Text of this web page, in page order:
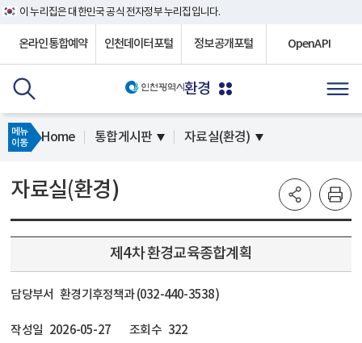
이 누리집은 대한민국 공식 전자정부 누리집입니다.
온라인통합예약 인천데이터포털 정보공개포털 OpenAPI
환경
메뉴
이동
Home 통합게시판 자료실(환경)
자료실(환경)
제4차 환경교육종합계획
담당부서 환경기후정책과 (032-440-3538)
작성일 2026-05-27 조회수 322